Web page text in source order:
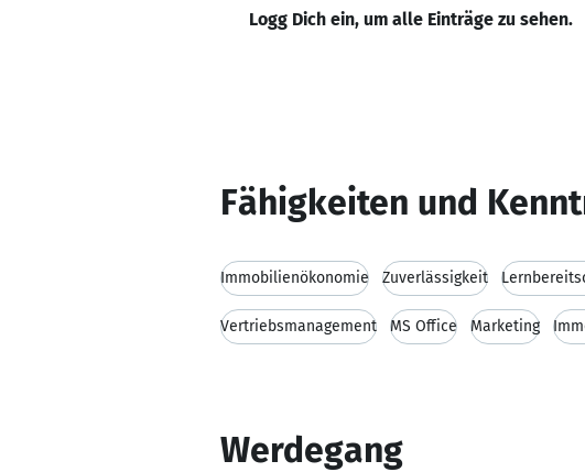
Logg Dich ein, um alle Einträge zu sehen.
Fähigkeiten und
Immobilienökonomie Zuverlässigkeit
Vertriebsmanagement MS Office Marketing
Werdegang